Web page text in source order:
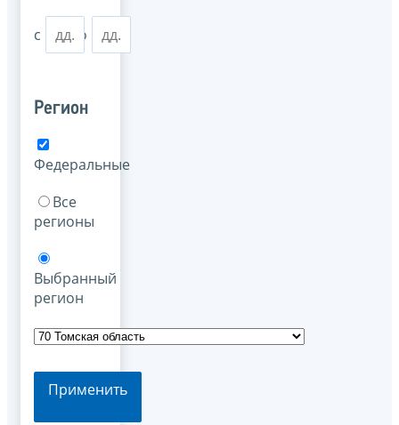
с по
Регион
Федеральные
Все
регионы
Выбранный
регион
Применить